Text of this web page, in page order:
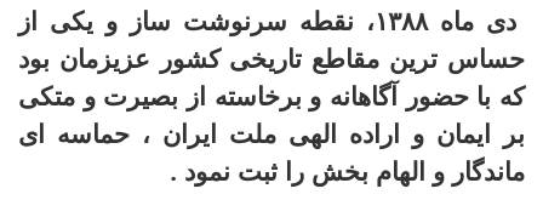
دی ماه۱۳۸۸، نقطه سرنوشت ساز و یکی از
حساس ترین مقاطع تاریخی کشور عزیزمان بود
که با حضور آگاهانه و برخاسته از بصیرت و متکی
بر ایمان و اراده الهی ملت ایران ، حماسه ای
ماندگار و الهام بخش را ثبت نمود .